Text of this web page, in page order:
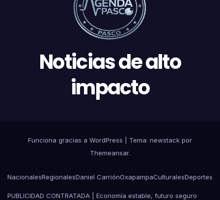
Noticias de alto
impacto
Funciona gracias a WordPress
Tema: newstack por
Themeansar.
NacionalesRegionalesDaniel CarriónOxapampaCulturalesDeportes
PUBLICIDAD CONTRATADA | Economía estable, futuro seguro